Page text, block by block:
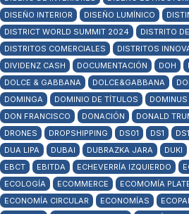
DISEÑO INTERIOR
DISEÑO LUMÍNICO
DISTRICT WORLD SUMMIT 2024
DISTRITO
DISTRITOS COMERCIALES
DISTRITOS
DIVIDENZ CASH
DOCUMENTACIÓN DOH
DOLCE & GABBANA
DOLCE&GABBANA
DOMINGA
DOMINIO DE TÍTULOS
DON FRANCISCO
DONACIÓN DONALD
DRONES
DROPSHIPPING DS01 DS1
DUA LIPA
DUBAI DUBRAZKA JARA DUKI
EBCT
EBITDA ECHEVERRÍA IZQUIERDO
ECOLOGÍA
ECOMMERCE ECOMOMÍA
ECONOMÍA CIRCULAR
ECONOMÍAS